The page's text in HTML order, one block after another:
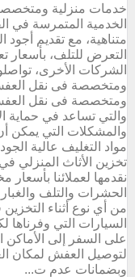
خدمات منزلية
الخدمية المتمرسة في
متناهية، مع تقديم
التعرض للتلف، بأسعار
الشركات الأخرى،
ومتخصصة فى نقل
ومتخصصة فى نقل العفش
والتي تساعد في حماية
والمشكلات التي يمكن
مواد التغليف عالية
تخزين الأثاث المنزلي
نقدمها لعملائنا
الحشرات والتلف
من أي نوع أثناء
السيارات التي وفرناها
على السفر إلى الأماكن
لتوصيل العفش لمكان
وبضمانات عدم ت...